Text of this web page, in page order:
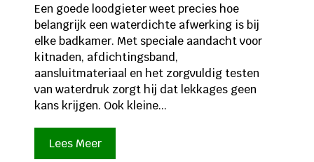
Een goede loodgieter weet precies hoe
belangrijk een waterdichte afwerking is bij
elke badkamer. Met speciale aandacht voor
kitnaden, afdichtingsband,
aansluitmateriaal en het zorgvuldig testen
van waterdruk zorgt hij dat lekkages geen
kans krijgen. Ook kleine...
Lees Meer